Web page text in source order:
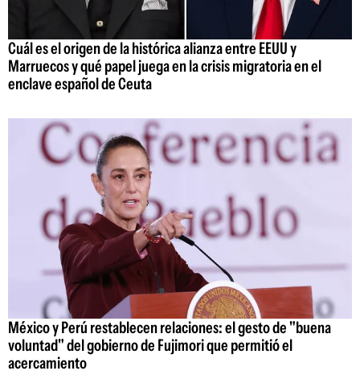
Cuál es el origen de la histórica alianza entre EEUU y
Marruecos y qué papel juega en la crisis migratoria en el
enclave español de Ceuta
México y Perú restablecen relaciones: el gesto de "buena
voluntad" del gobierno de Fujimori que permitió el
acercamiento